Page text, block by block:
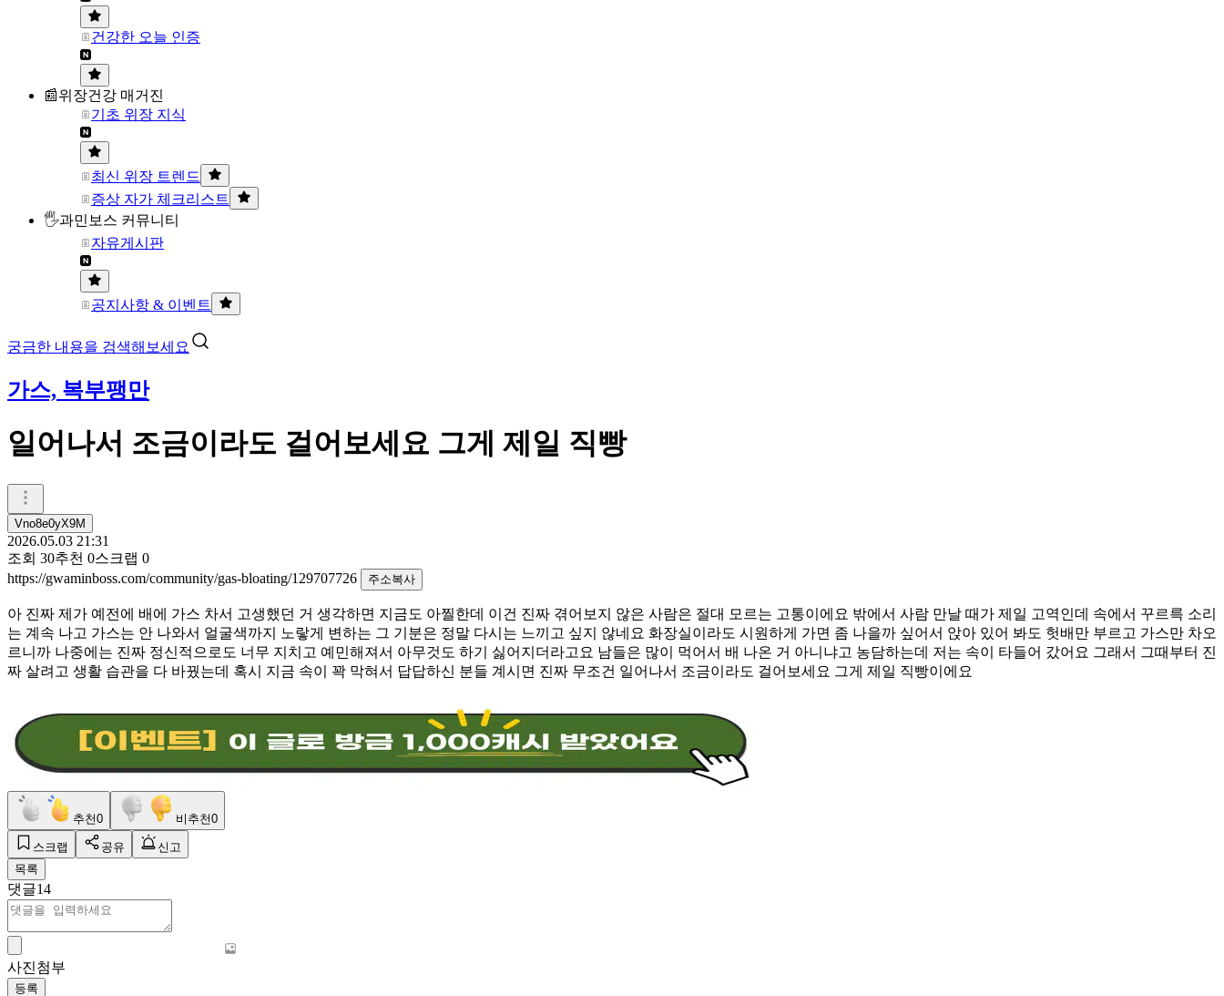
건강한 오늘 인증
📰위장건강 매거진
기초 위장 지식
최신 위장 트렌드
증상 자가 체크리스트
🖐과민보스 커뮤니티
자유게시판
공지사항 & 이벤트
궁금한 내용을 검색해보세요
가스, 복부팽만
일어나서 조금이라도 걸어보세요 그게 제일 직빵
Vno8e0yX9M
2026.05.03 21:31
조회 30추천 0스크랩 0
https://gwaminboss.com/community/gas-bloating/129707726
주소복사
아 진짜 제가 예전에 배에 가스 차서 고생했던 거 생각하면 지금도 아찔한데 이건 진짜 겪어보지 않은 사람은 절대 모르는 고통이에요 밖에서 사람 만날 때가 제일 고역인데 속에서 꾸르륵 소리
는 계속 나고 가스는 안 나와서 얼굴색까지 노랗게 변하는 그 기분은 정말 다시는 느끼고 싶지 않네요 화장실이라도 시원하게 가면 좀 나을까 싶어서 앉아 있어 봐도 헛배만 부르고 가스만 차오
르니까 나중에는 진짜 정신적으로도 너무 지치고 예민해져서 아무것도 하기 싫어지더라고요 남들은 많이 먹어서 배 나온 거 아니냐고 농담하는데 저는 속이 타들어 갔어요 그래서 그때부터 진
짜 살려고 생활 습관을 다 바꿨는데 혹시 지금 속이 꽉 막혀서 답답하신 분들 계시면 진짜 무조건 일어나서 조금이라도 걸어보세요 그게 제일 직빵이에요
추천0 비추천0
스크랩 공유
신고
목록
댓글14
사진첨부
등록